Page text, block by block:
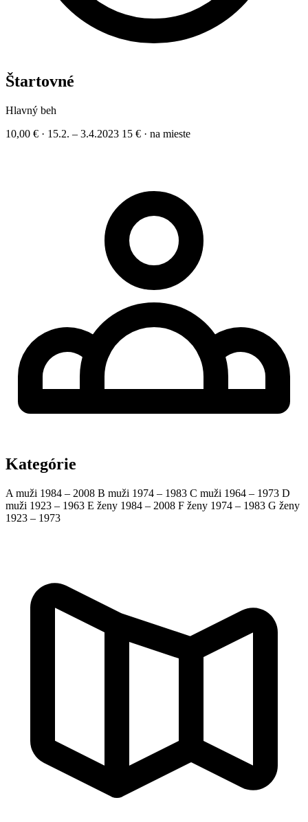
Štartovné
Hlavný beh
10,00 € · 15.2. – 3.4.2023 15 € · na mieste
Kategórie
A muži 1984 – 2008 B muži 1974 – 1983 C muži 1964 – 1973 D
muži 1923 – 1963 E ženy 1984 – 2008 F ženy 1974 – 1983 G ženy
1923 – 1973